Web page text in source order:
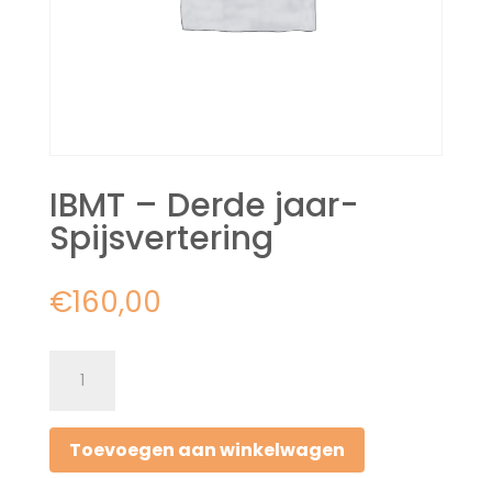
IBMT – Derde jaar-
Spijsvertering
€160,00
Derde
jaar-
Toevoegen aan winkelwagen